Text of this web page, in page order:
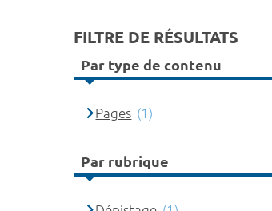
FILTRE DE RÉSULTATS
Par type de contenu
Pages (1)
Par rubrique